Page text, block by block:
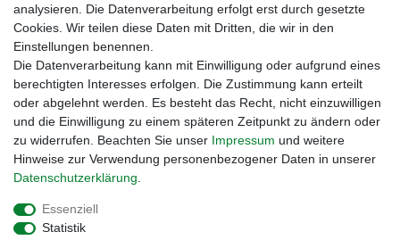
Zahlungsmöglichkeiten
analysieren. Die Datenverarbeitung erfolgt erst durch gesetzte
Cookies. Wir teilen diese Daten mit Dritten, die wir in den
Einstellungen benennen.
Die Datenverarbeitung kann mit Einwilligung oder aufgrund eines
berechtigten Interesses erfolgen. Die Zustimmung kann erteilt
oder abgelehnt werden. Es besteht das Recht, nicht einzuwilligen
und die Einwilligung zu einem späteren Zeitpunkt zu ändern oder
zu widerrufen. Beachten Sie unser Impressum und weitere
Hinweise zur Verwendung personenbezogener Daten in unserer
Daten­schutz­erklärung
Essenziell
Statistik